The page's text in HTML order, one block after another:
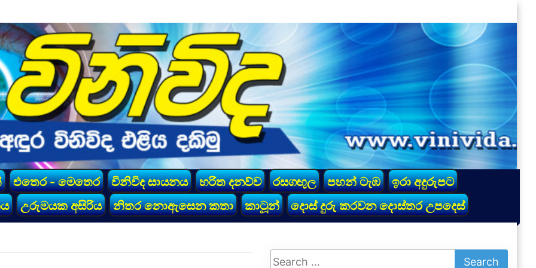
එතෙර - මෙතෙර විනිවිද සායනය හරිත දනව්ව රසගඟුල පහන් ටැඹ
ඉරා අදුරුපට
උරුමයක අසිරිය නිතර නොඇසෙන කතා කාටූන් දොස් දුරු කරවන දොස්තර උපදෙස්